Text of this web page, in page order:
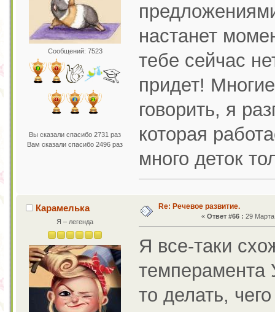
Сообщений: 7523
Вы сказали спасибо 2731 раз
Вам сказали спасибо 2496 раз
настанет
тебе сейчас
придет!
говорить, я
которая
много деток
Карамелька
Я – легенда
Re: Речевое развитие.
« Ответ #66 : 29
Я все-таки
темперамента
то делать,